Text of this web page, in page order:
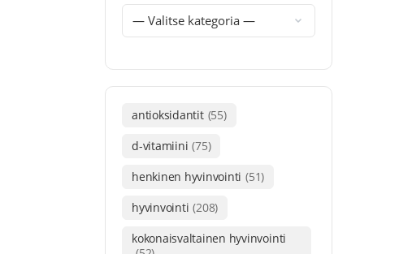
antioksidantit (55)
d-vitamiini (75)
henkinen hyvinvointi (51)
hyvinvointi (208)
kokonaisvaltainen hyvinvointi